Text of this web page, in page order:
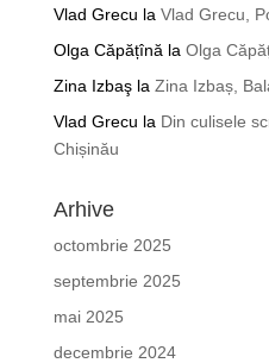
Vlad Grecu la Vlad Grecu,
Olga Căpățînă la Olga
Zina Izbaşla Zina Izbaș,
Vlad Grecu la Din culisele
Chișinău
Arhive
octombrie 2025
septembrie 2025
mai 2025
decembrie 2024